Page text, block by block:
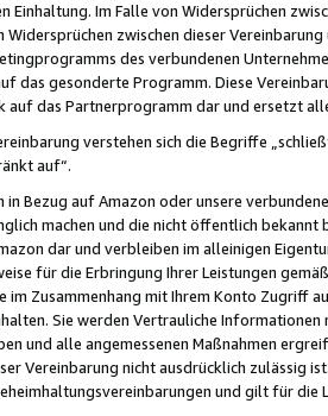
Einhaltung. Im Falle von Widersprüchen
Widersprüchen zwischen dieser
des verbundenen
das gesonderte Programm. Diese
auf das Partnerprogramm dar und ersetzt
verstehen sich die Begriffe
auf“.
Bezug auf Amazon oder unsere
machen und die nicht öffentlich
dar und verbleiben im alleinigen
für die Erbringung Ihrer Leistungen
im Zusammenhang mit Ihrem Konto
Sie werden Vertrauliche
und alle angemessenen Maßnahmen
Vereinbarung nicht ausdrücklich zulässig
und gilt für die